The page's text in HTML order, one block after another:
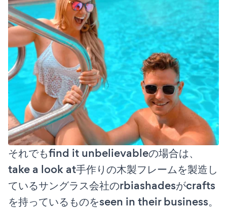
それでもfind it unbelievableの場合は、
take a look at手作りの木製フレームを製造し
ているサングラス会社のrbiashadesがcrafts
を持っているものをseen in their business。